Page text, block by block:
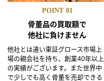
POINT 01
骨董品の買取額で
他社に負けません
他社とは違い東証グロース市場上
場の親会社を持ち、創業40年以上
の実績がございます。また世界中
で少しでも高く骨董を売却できる